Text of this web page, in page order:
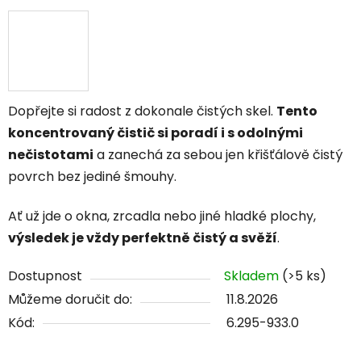
Dopřejte si radost z dokonale čistých skel. Tento
koncentrovaný čistič si poradí i s odolnými
nečistotami a zanechá za sebou jen křišťálově čistý
povrch bez jediné šmouhy.
Ať už jde o okna, zrcadla nebo jiné hladké plochy,
výsledek je vždy perfektně čistý a svěží.
Dostupnost Skladem (>5 ks)
Můžeme doručit do:
11.8.2026
Kód:
6.295-933.0